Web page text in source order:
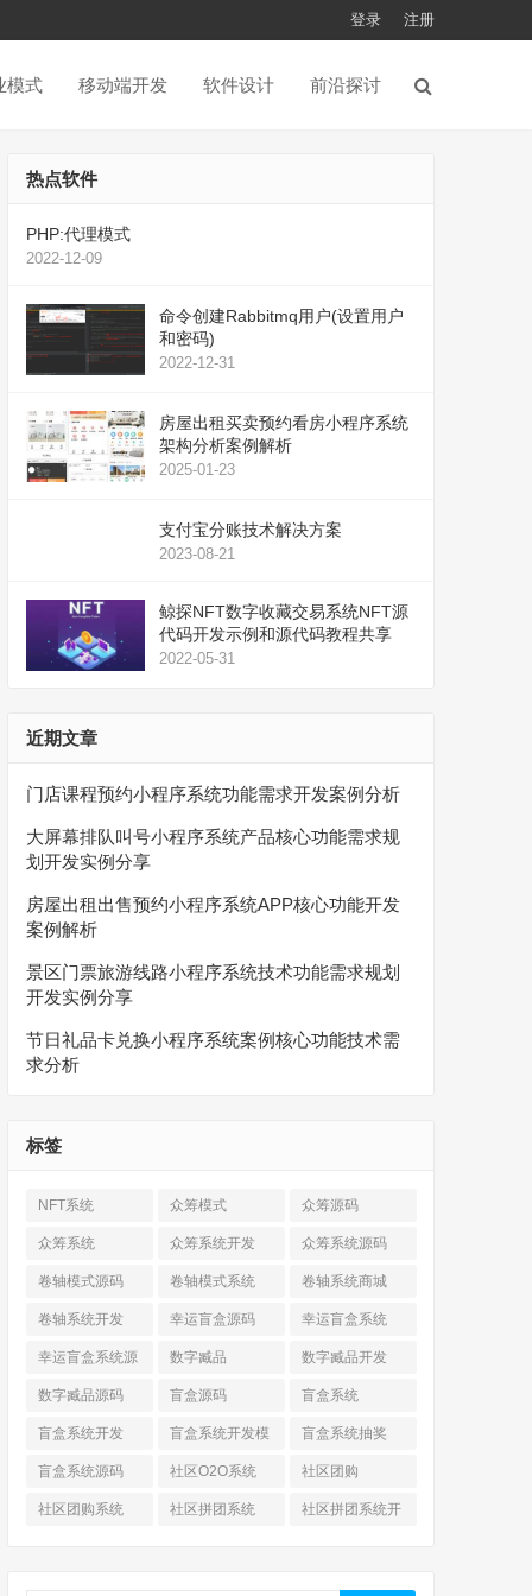
登录 注册
模式 移动端开发 软件设计 前沿探讨
热点软件
PHP:代理模式
2022-12-09
命令创建Rabbitmq用户(设置用户
和密码)
2022-12-31
房屋出租买卖预约看房小程序系统
架构分析案例解析
2025-01-23
支付宝分账技术解决方案
2023-08-21
鲸探NFT数字收藏交易系统NFT源
代码开发示例和源代码教程共享
2022-05-31
近期文章
门店课程预约小程序系统功能需求开发案例分析
大屏幕排队叫号小程序系统产品核心功能需求规
划开发实例分享
房屋出租出售预约小程序系统APP核心功能开发
案例解析
景区门票旅游线路小程序系统技术功能需求规划
开发实例分享
节日礼品卡兑换小程序系统案例核心功能技术需
求分析
标签
NFT系统 众筹模式 众筹源码
众筹系统 众筹系统开发 众筹系统源码
卷轴模式源码 卷轴模式系统 卷轴系统商城
卷轴系统开发 幸运盲盒源码 幸运盲盒系统
幸运盲盒系统源
码
数字臧品 数字臧品开发
数字臧品源码 盲盒源码 盲盒系统
盲盒系统开发
盲盒系统开发模
式
盲盒系统抽奖
盲盒系统源码 社区O2O系统 社区团购
社区团购系统 社区拼团系统
社区拼团系统开